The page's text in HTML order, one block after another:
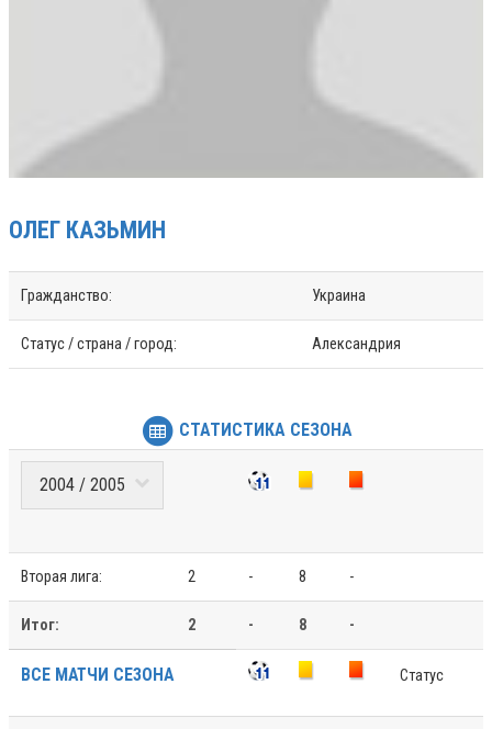
ОЛЕГ КАЗЬМИН
Гражданство: Украина
Статус / страна / город: Александрия
СТАТИСТИКА СЕЗОНА
Вторая лига: 2 - 8 -
Итог: 2 - 8 -
ВСЕ МАТЧИ СЕЗОНА Статус